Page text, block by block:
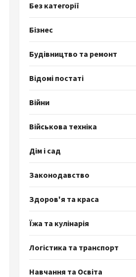
Без категорії
Бізнес
Будівництво та ремонт
Відомі постаті
Війни
Військова техніка
Дім і сад
Законодавство
Здоров'я та краса
Їжа та кулінарія
Логістика та транспорт
Навчання та Освіта